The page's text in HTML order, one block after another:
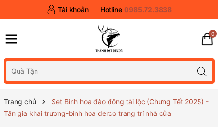
Tài khoản Hotline 0985.72.3838
0
Trang chủ
Set Bình hoa đào đông tài lộc (Chưng Tết 2025) -
Tân gia khai trương-bình hoa derco trang trí nhà cửa